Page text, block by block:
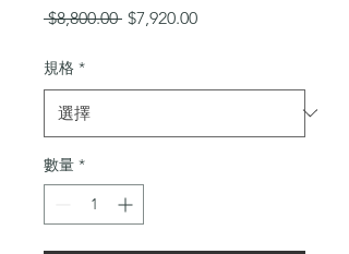
$8,800.00 一
格
$7,920.00促
格
規格 *
數量 *